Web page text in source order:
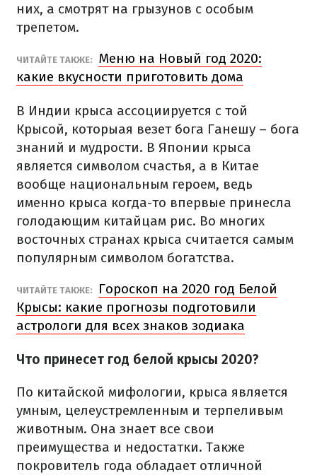
них, а смотрят на грызунов с особым
трепетом.
ЧИТАЙТЕ ТАКЖЕ:
Меню на Новый год 2020:
какие вкусности приготовить дома
В Индии крыса ассоциируется с той
Крысой, которыая везет бога Ганешу – бога
знаний и мудрости. В Японии крыса
является символом счастья, а в Китае
вообще национальным героем, ведь
именно крыса когда-то впервые принесла
голодающим китайцам рис. Во многих
восточных странах крыса считается самым
популярным символом богатства.
ЧИТАЙТЕ ТАКЖЕ:
Гороскоп на 2020 год Белой
Крысы: какие прогнозы подготовили
астрологи для всех знаков зодиака
Что принесет год белой крысы 2020?
По китайской мифологии, крыса является
умным, целеустремленным и терпеливым
животным. Она знает все свои
преимущества и недостатки. Также
покровитель года обладает отличной